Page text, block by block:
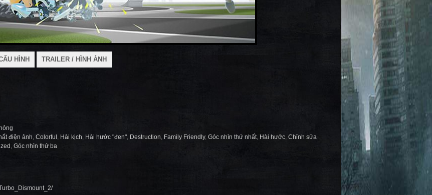
HÌNH TRAILER / HÌNH ẢNH
điện ảnh, Colorful , Hài kịch, Hài hước "đen", Destruction, Family Friendly, Góc nhìn thứ nhất, Hài hước, Chỉnh sửa
, Góc nhìn thứ ba